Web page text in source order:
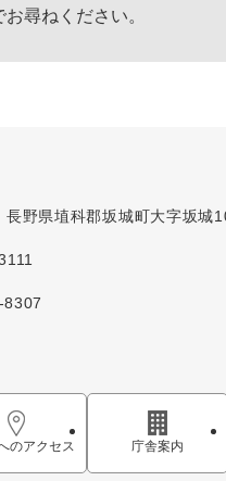
尋ねください。
野県埴科郡坂城町大字坂城
のアクセス 庁舎案内